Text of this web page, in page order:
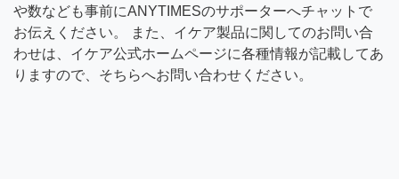
や数なども事前にANYTIMESのサポーターへチャットで
お伝えください。 また、イケア製品に関してのお問い合
わせは、イケア公式ホームページに各種情報が記載してあ
りますので、そちらへお問い合わせください。